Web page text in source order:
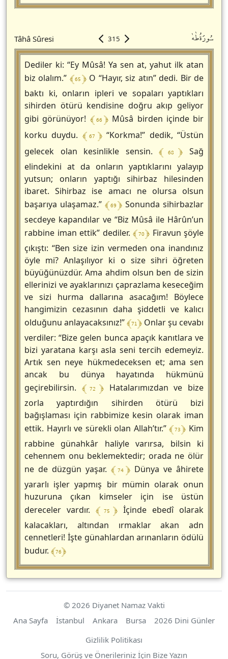
Tâhâ Sûresi 315 سُورَةُطٰهٰ
Dediler ki: “Ey Mûsâ! Ya sen at, yahut ilk atan
biz olalım.” ﴾ 65 ﴿O “Hayır, siz atın” dedi. Bir de
baktı ki, onların ipleri ve sopaları yaptıkları
sihirden ötürü kendisine doğru akıp geliyor
gibi görünüyor! ﴾ 66 ﴿ Mûsâ birden içinde bir
korku duydu. ﴾ 67 ﴿“Korkma!” dedik, “Üstün
gelecek olan kesinlikle sensin.﴾ 68 ﴿ Sağ
elindekini at da onların yaptıklarını yalayıp
yutsun; onların yaptığı sihirbaz hilesinden
ibaret. Sihirbaz ise amacı ne olursa olsun
başarıya ulaşamaz.” ﴾ 69 ﴿ Sonunda sihirbazlar
secdeye kapandılar ve “Biz Mûsâ ile Hârûn’un
rabbine iman ettik” dediler. ﴾ 70 ﴿ Firavun şöyle
çıkıştı: “Ben size izin vermeden ona inandınız
öyle mi? Anlaşılıyor ki o size sihri öğreten
büyüğünüzdür. Ama ahdim olsun ben de sizin
ellerinizi ve ayaklarınızı çaprazlama keseceğim
ve sizi hurma dallarına asacağım! Böylece
hangimizin cezasının daha şiddetli ve kalıcı
olduğunu anlayacaksınız!”﴾ 71 ﴿ Onlar şu cevabı
verdiler: “Bize gelen bunca apaçık kanıtlara ve
bizi yaratana karşı asla seni tercih edemeyiz.
Artık sen neye hükmedeceksen et; ama sen
ancak bu dünya hayatında hükmünü
geçirebilirsin. ﴾ 72 ﴿ Hatalarımızdan ve bize
zorla yaptırdığın sihirden ötürü bizi
bağışlaması için rabbimize kesin olarak iman
ettik. Hayırlı ve sürekli olan Allah’tır.”﴾ 73 ﴿ Kim
rabbine günahkâr haliyle varırsa, bilsin ki
cehennem onu beklemektedir; orada ne ölür
ne de düzgün yaşar. ﴾ 74 ﴿ Dünya ve âhirete
yararlı işler yapmış bir mümin olarak onun
huzuruna çıkan kimseler için ise üstün
dereceler vardır. ﴾ 75 ﴿ İçinde ebedî olarak
kalacakları, altından ırmaklar akan adn
cennetleri! İşte günahlardan arınanların ödülü
budur. ﴾ 76 ﴿
© 2026 Diyanet Namaz Vakti
Ana Sayfa
İstanbul Ankara Bursa
2026 Dini Günler
Gizlilik Politikası
Soru, Görüş ve Önerileriniz İçin Bize Yazın